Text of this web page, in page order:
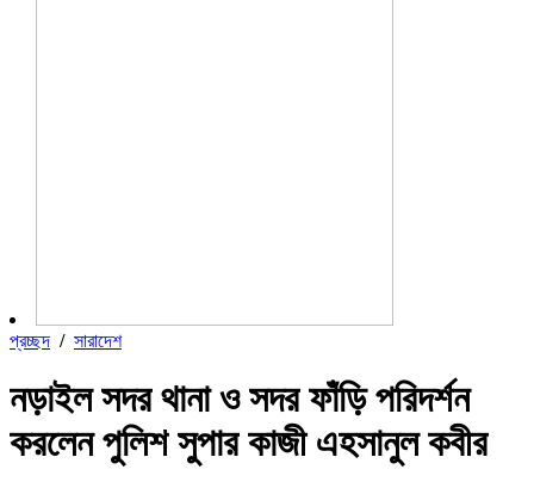
প্রচ্ছদ / সারাদেশ
নড়াইল সদর থানা ও সদর ফাঁড়ি পরিদর্শন
করলেন পুলিশ সুপার কাজী এহসানুল কবীর